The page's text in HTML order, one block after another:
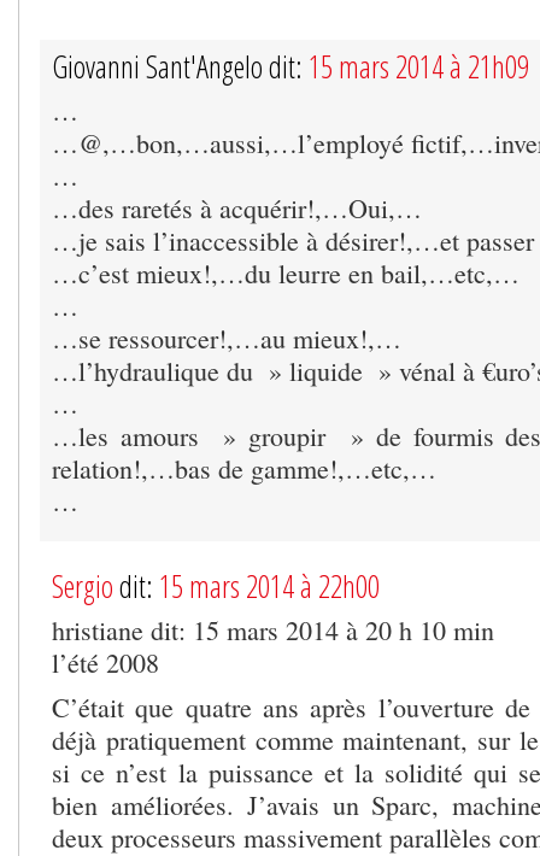
Giovanni Sant'Angelo dit: 15 mars 2014 à 21h09
…
…@,…bon,…aussi,…l’employé
…
…des raretés à acquérir!,…Oui,…
…je sais l’inaccessible à désirer!,…et
…c’est mieux!,…du leurre en bail,…etc,…
…
…se ressourcer!,…au mieux!,…
…l’hydraulique du » liquide » vénal à
…
…les amours » groupir » de fourmis
relation!,…bas de gamme!,…etc,…
…
Sergiodit: 15 mars 2014 à 22h00
hristiane dit: 15 mars 2014 à 20 h 10 min
l’été 2008
C’était que quatre ans après l’ouverture
déjà pratiquement comme maintenant, sur
si ce n’est la puissance et la solidité qui
bien améliorées. J’avais un Sparc,
deux processeurs massivement parallèles